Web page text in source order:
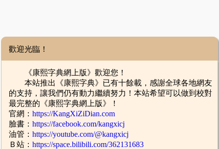
歡迎光臨！
《康熙字典網上版》歡迎您！
本站推出《康熙字典》已有十餘載，感謝全球各地網友
的支持，讓我們仍有動力繼續努力！本站希望可以做到校對
最完整的《康熙字典網上版》！
官網：https://KangXiZiDian.com
臉書：https://facebook.com/kangxicj
油管：https://youtube.com/@kangxicj
Ｂ站：https://space.bilibili.com/362131683